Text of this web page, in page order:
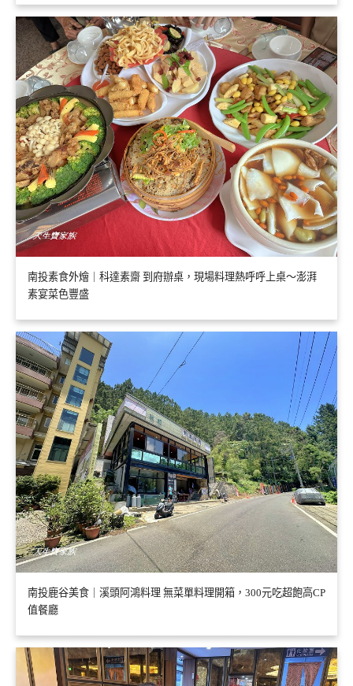
南投素食外燴｜科達素齋 到府辦桌，現場料理熱呼呼上桌～澎湃
素宴菜色豐盛
南投鹿谷美食｜溪頭阿鴻料理 無菜單料理開箱，300元吃超飽高CP
值餐廳